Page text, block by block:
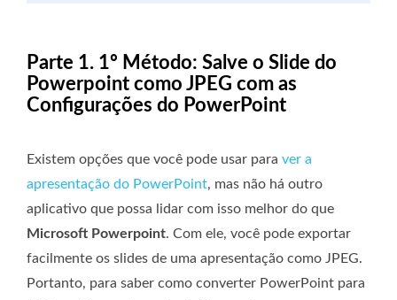
Parte 1. 1º Método: Salve o Slide do
Powerpoint como JPEG com as
Configurações do PowerPoint
Existem opções que você pode usar para ver a
apresentação do PowerPoint, mas não há outro
aplicativo que possa lidar com isso melhor do que
Microsoft Powerpoint. Com ele, você pode exportar
facilmente os slides de uma apresentação como JPEG.
Portanto, para saber como converter PowerPoint para